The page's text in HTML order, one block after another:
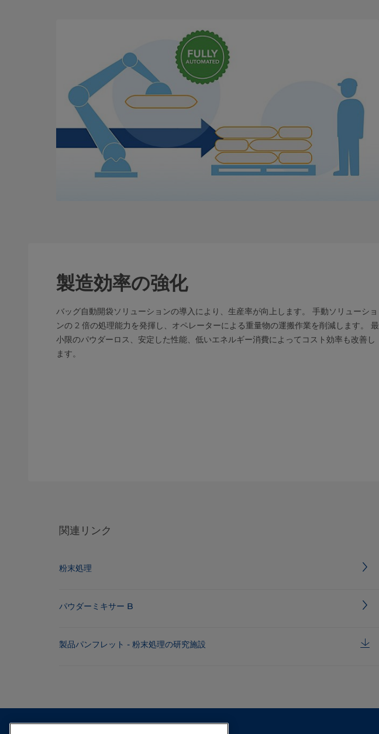
製造効率の強化
バッグ自動開袋ソリューションの導入により、生産率が向上します。 手動ソリューショ
ンの 2 倍の処理能力を発揮し、オペレーターによる重量物の運搬作業を削減します。 最
小限のパウダーロス、安定した性能、低いエネルギー消費によってコスト効率も改善し
ます。
関連リンク
粉末処理
パウダーミキサー B
製品パンフレット - 粉末処理の研究施設